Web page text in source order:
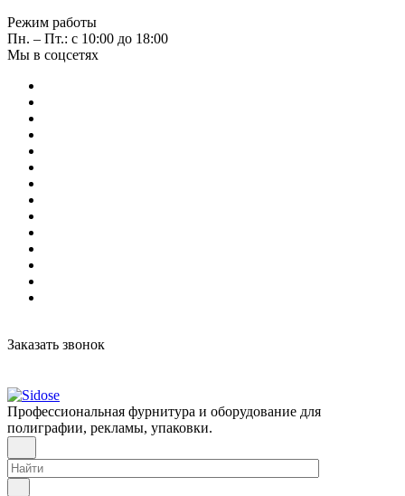
Режим работы
Пн. – Пт.: с 10:00 до 18:00
Мы в соцсетях
Заказать звонок
Профессиональная фурнитура и оборудование для
полиграфии, рекламы, упаковки.